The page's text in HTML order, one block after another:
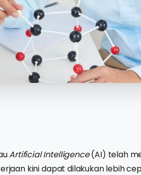
Artificial Intelligence(AI) telah
kini dapat dilakukan lebih